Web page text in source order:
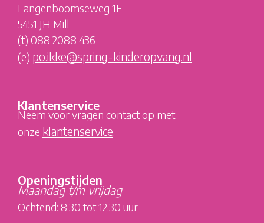
Langenboomseweg 1E
5451 JH Mill
(t) 088 2088 436
(e) po.ikke@spring-kinderopvang.nl
Klantenservice
Neem voor vragen contact op met
onze klantenservice.
Openingstijden
Maandag t/m vrijdag
Ochtend: 8.30 tot 12.30 uur